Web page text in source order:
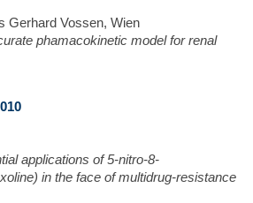
Gerhard Vossen, Wien
phamacokinetic model for renal
applications of 5-nitro-8-
in the face of multidrug-resistance